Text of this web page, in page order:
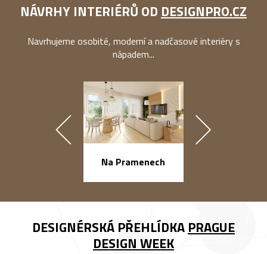
NÁVRHY INTERIÉRŮ OD DESIGNPRO.CZ
Navrhujeme osobité, moderní a nadčasové interiéry s
nápadem...
Na Pramenech
DESIGNÉRSKÁ PŘEHLÍDKA PRAGUE
DESIGN WEEK